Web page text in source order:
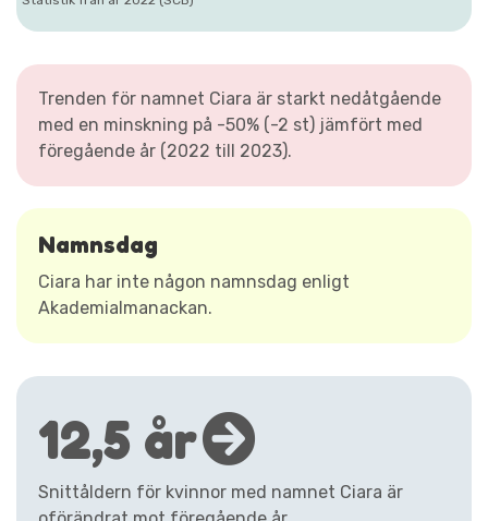
Trenden för namnet Ciara är starkt nedåtgående
med en minskning på -50% (-2 st) jämfört med
föregående år (2022 till 2023).
Namnsdag
Ciara har inte någon namnsdag enligt
Akademialmanackan.
12,5 år
Snittåldern för kvinnor med namnet Ciara är